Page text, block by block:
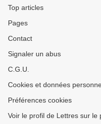
Top articles
Pages
Contact
Signaler un abus
C.G.U.
Cookies et données
Préférences cookies
Voir le profil de Lettres sur le